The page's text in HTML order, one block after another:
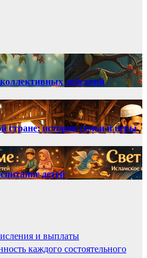
действий
стране: история семьи и веры
детей
и выплаты
каждого состоятельного